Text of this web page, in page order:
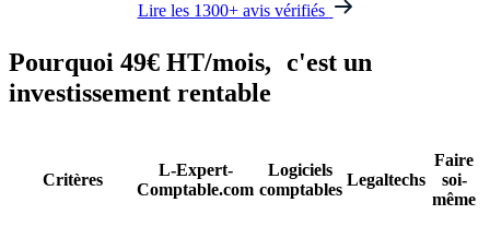
Lire les 1300+ avis vérifiés
Pourquoi 49€ HT/mois, c'est un
investissement rentable
Critères
L-Expert-
Comptable.com
Logiciels
comptables
Legaltechs
Faire
soi-
même